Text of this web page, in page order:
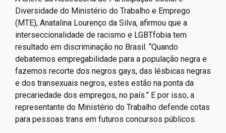
Diversidade do Ministério do Trabalho e Emprego
(MTE), Anatalina Lourenço da Silva, afirmou que a
interseccionalidade de racismo e LGBTfobia tem
resultado em discriminação no Brasil. “Quando
debatemos empregabilidade para a população negra e
fazemos recorte dos negros gays, das lésbicas negras
e dos transexuais negros, estes estão na ponta da
precariedade dos empregos, no país.” E por isso, a
representante do Ministério do Trabalho defende cotas
para pessoas trans em futuros concursos públicos.